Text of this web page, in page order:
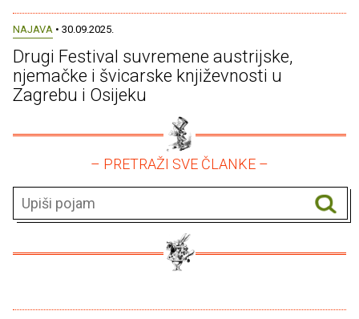
NAJAVA • 30.09.2025.
Drugi Festival suvremene austrijske,
njemačke i švicarske književnosti u
Zagrebu i Osijeku
– PRETRAŽI SVE ČLANKE –